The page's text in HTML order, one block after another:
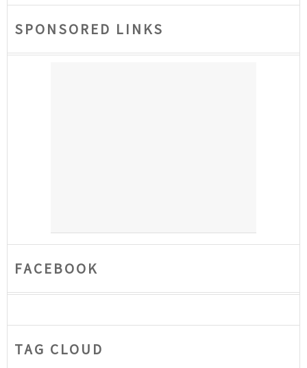
SPONSORED LINKS
FACEBOOK
TAG CLOUD